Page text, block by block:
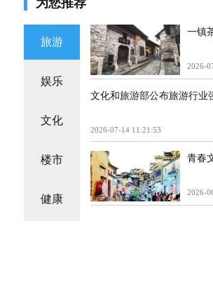
为您推荐
旅游
娱乐
文化
楼市
健康
一镇
2026-
文化和旅游部公布旅游行业
2026-07-14 11:21:53
青春
2026-